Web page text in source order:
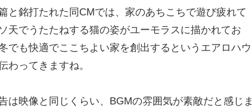
と銘打たれた同CMでは、家のあちこちで遊び疲れて
天でうたたねする猫の姿がユーモラスに描かれてお
でも快適でここちよい家を創出するというエアロハウ
わってきますね。
は映像と同じくらい、BGMの雰囲気が素敵だと感じま